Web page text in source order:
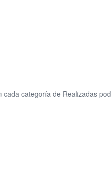
categoría de Realizadas